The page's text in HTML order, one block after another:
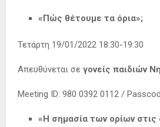
«Πώς θέτουμε τα όρια»;
Τετάρτη 19/01/2022 18:30-19:30
Απευθύνεται σε γονείς παιδιών
Meeting ID: 980 0392 0112 /
«Η σημασία των ορίων